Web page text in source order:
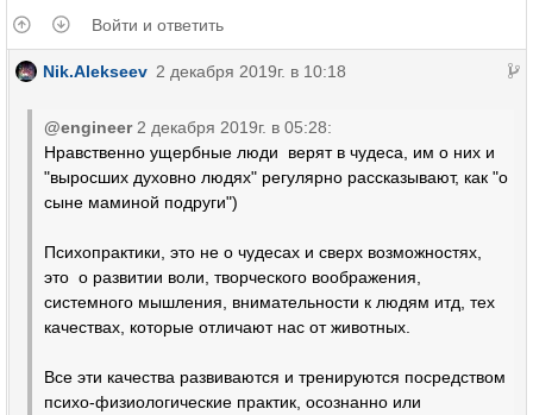
Войти и ответить
Nik.Alekseev 2 декабря 2019г. в 10:18
@engineer 2 декабря 2019г. в 05:28:
Нравственно ущербные люди верят в чудеса, им о них и
"выросших духовно людях" регулярно рассказывают, как "о
сыне маминой подруги")
Психопрактики, это не о чудесах и сверх возможностях,
это о развитии воли, творческого воображения,
системного мышления, внимательности к людям итд, тех
качествах, которые отличают нас от животных.
Все эти качества развиваются и тренируются посредством
психо-физиологические практик, осознанно или